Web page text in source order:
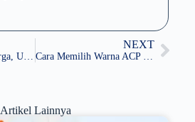
Jual ACP Marks: Harga, Ukuran, dan Cara Membelinya
NEXT
Cara Memilih Warna ACP yang Tepat untuk Proyek Anda
Artikel Lainnya